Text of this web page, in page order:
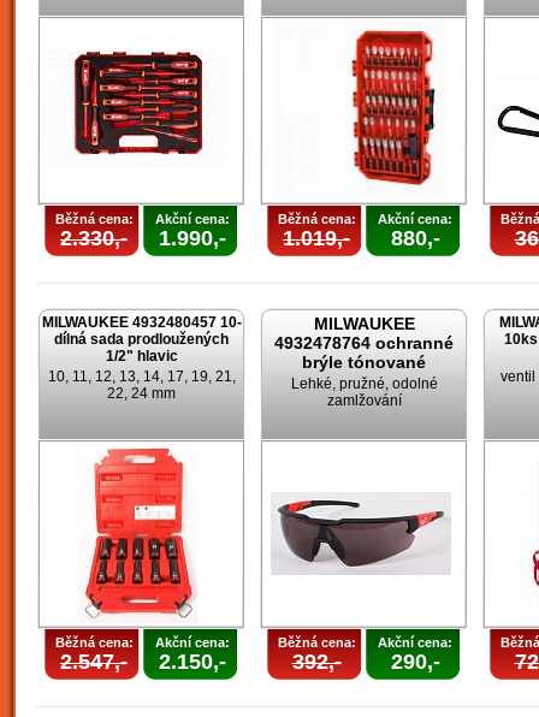
Běžná cena:
2.330,-
Akční cena:
1.990,-
Běžná cena:
1.019,-
Akční cena:
880,-
MILWAUKEE 4932480457 10-
dílná sada prodloužených
1/2" hlavic
10, 11, 12, 13, 14, 17, 19, 21,
22, 24 mm
Běžná cena:
2.547,-
Akční cena:
2.150,-
MILWAUKEE
4932478764 ochranné
brýle tónované
Lehké, pružné, odolné
zamlžování
Běžná cena:
392,-
Akční cena:
290,-
ventil